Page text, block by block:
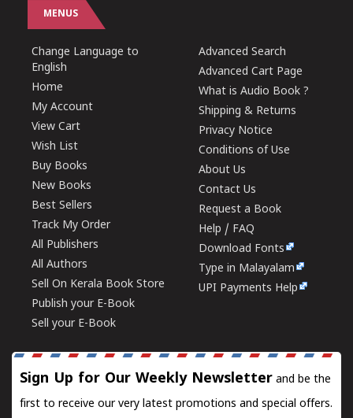
MENUS
Change Language to
English
Home
My Account
View Cart
Wish List
Buy Books
New Books
Best Sellers
Track My Order
All Publishers
All Authors
Sell On Kerala Book Store
Publish your E-Book
Sell your E-Book
Advanced Search
Advanced Cart Page
What is Audio Book ?
Shipping & Returns
Privacy Notice
Conditions of Use
About Us
Contact Us
Request a Book
Help / FAQ
Download Fonts
Type in Malayalam
UPI Payments Help
Sign Up for Our Weekly Newsletter and be the
first to receive our very latest promotions and special offers.